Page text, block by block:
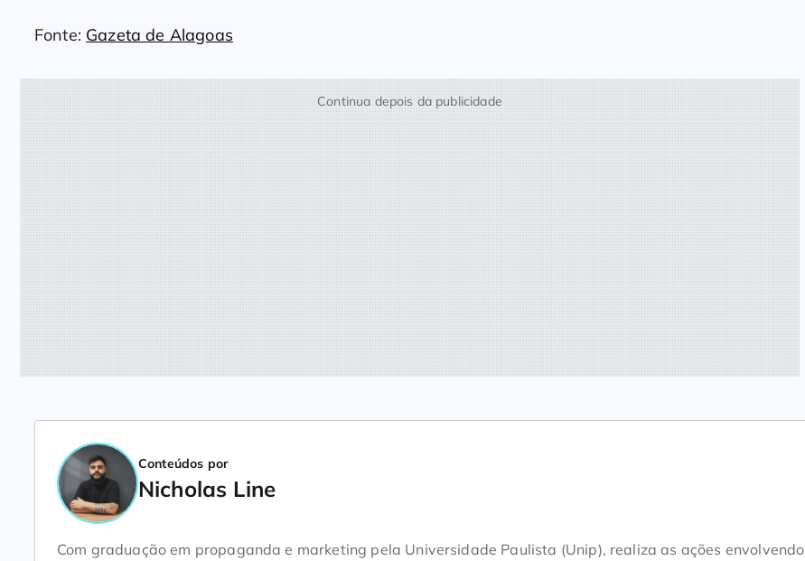
Fonte: Gazeta de Alagoas
Continua depois da publicidade
Conteúdos por
Nicholas Line
Com graduação em propaganda e marketing pela Universidade Paulista (Unip), realiza as ações envolvendo